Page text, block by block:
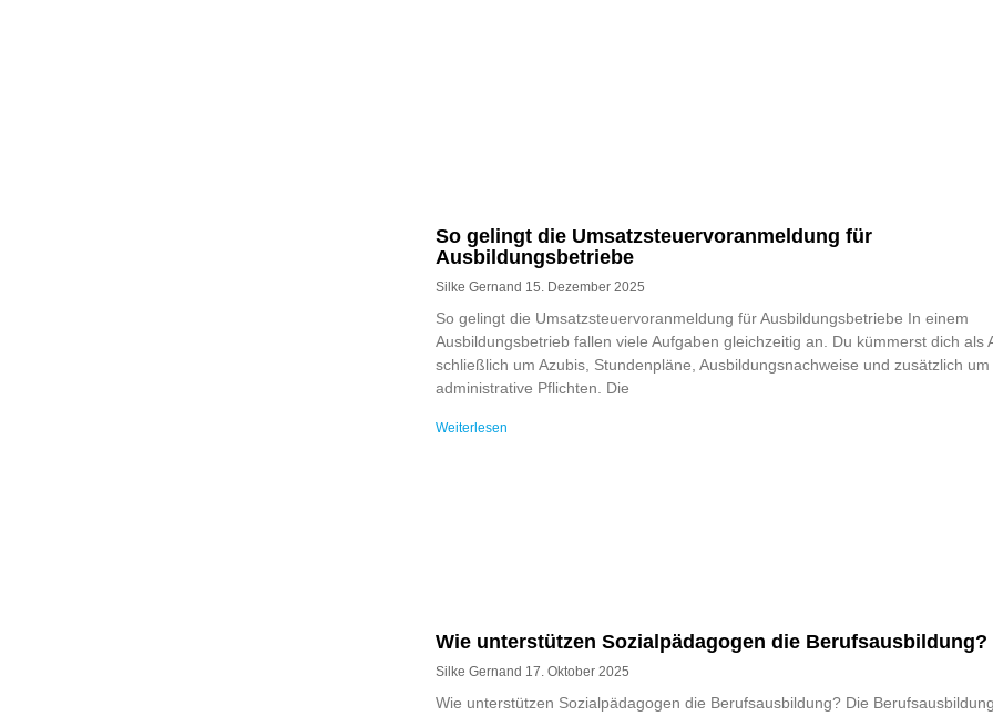
So gelingt die Umsatzsteuervoranmeldung für
Ausbildungsbetriebe
Silke Gernand 15. Dezember 2025
So gelingt die Umsatzsteuervoranmeldung für Ausbildungsbetriebe In einem
Ausbildungsbetrieb fallen viele Aufgaben gleichzeitig an. Du kümmerst dich als
schließlich um Azubis, Stundenpläne, Ausbildungsnachweise und zusätzlich um
administrative Pflichten. Die
Weiterlesen
Wie unterstützen Sozialpädagogen die Berufsausbildung?
Silke Gernand 17. Oktober 2025
Wie unterstützen Sozialpädagogen die Berufsausbildung? Die